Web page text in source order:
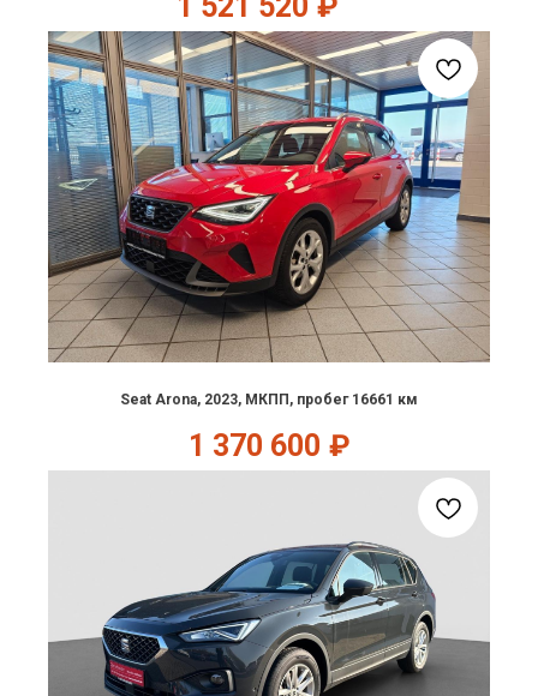
Seat Arona, 2023, МКПП, пробег 16661 км
1 370 600 ₽